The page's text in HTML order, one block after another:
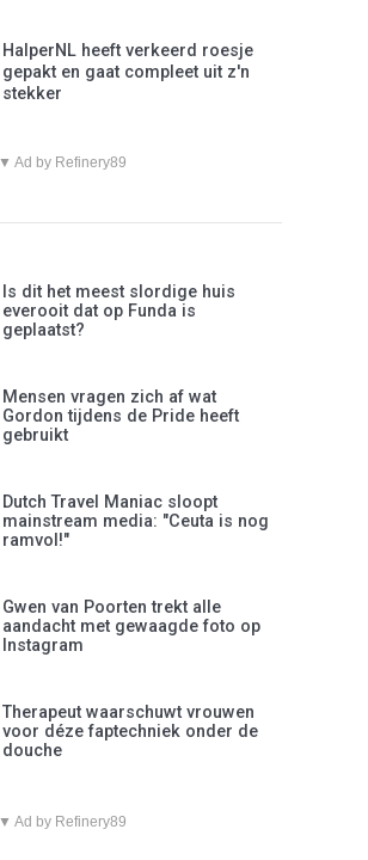
HalperNL heeft verkeerd roesje
gepakt en gaat compleet uit z'n
stekker
▼ Ad by Refinery89
Is dit het meest slordige huis
everooit dat op Funda is
geplaatst?
Mensen vragen zich af wat
Gordon tijdens de Pride heeft
gebruikt
Dutch Travel Maniac sloopt
mainstream media: "Ceuta is nog
ramvol!"
Gwen van Poorten trekt alle
aandacht met gewaagde foto op
Instagram
Therapeut waarschuwt vrouwen
voor déze faptechniek onder de
douche
▼ Ad by Refinery89